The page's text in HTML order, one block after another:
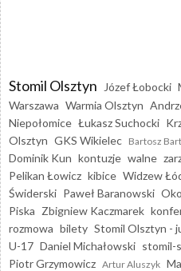
Stomil Olsztyn Józef Łobocki
Warszawa Warmia Olsztyn
Niepołomice Łukasz Suchocki
Olsztyn GKS Wikielec Bartosz
Dominik Kun kontuzje walne
Pelikan Łowicz kibice Widzew
Świderski Paweł Baranowski
Piska Zbigniew Kaczmarek
rozmowa bilety Stomil Olsztyn -
U-17 Daniel Michałowski stomil-
Piotr Grzymowicz Artur Aluszyk